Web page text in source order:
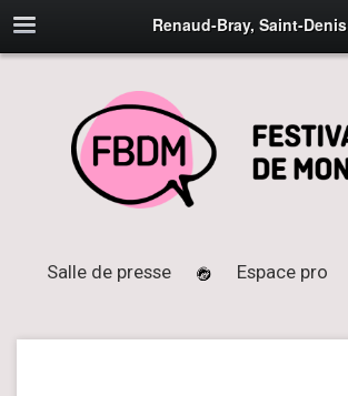
Renaud-Bray, Saint-Denis
Salle de presse Espace pro